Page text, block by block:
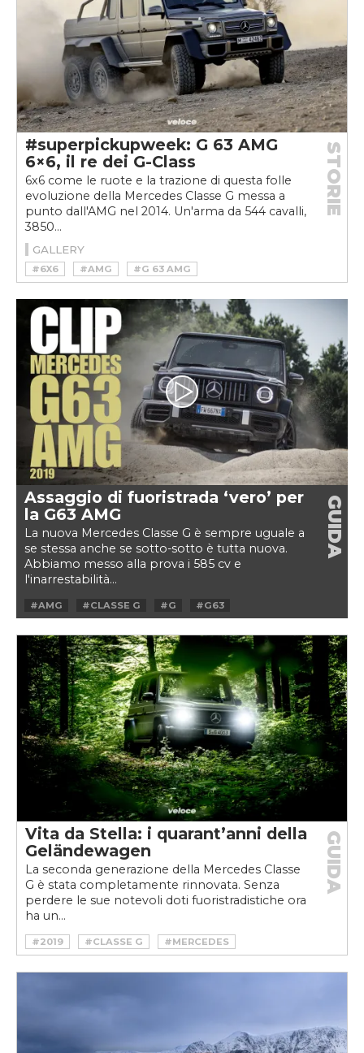
#superpickupweek: G 63 AMG
6×6, il re dei G-Class
6x6 come le ruote e la trazione di questa folle
evoluzione della Mercedes Classe G messa a
punto dall'AMG nel 2014. Un'arma da 544 cavalli,
3850...
STORIE
GALLERY
#6X6 #AMG
#G 63 AMG
#G 63 AMG 6X6
#G 6X6
#MERCEDES
#MERCEDES G 63 AMG 6X6
#OFFORAD
#PICKUP
#SUPERPICKUPWEEK
Assaggio di fuoristrada ‘vero’ per
la G63 AMG
La nuova Mercedes Classe G è sempre uguale a
se stessa anche se sotto-sotto è tutta nuova.
Abbiamo messo alla prova i 585 cv e
l'inarrestabilità...
GUIDA
#AMG #CLASSE G #G
#G63
Vita da Stella: i quarant’anni della
Geländewagen
La seconda generazione della Mercedes Classe
G è stata completamente rinnovata. Senza
perdere le sue notevoli doti fuoristradistiche ora
ha un...
GUIDA
#2019 #CLASSE G
#MERCEDES
#OFFROAD
#SUV #TEST